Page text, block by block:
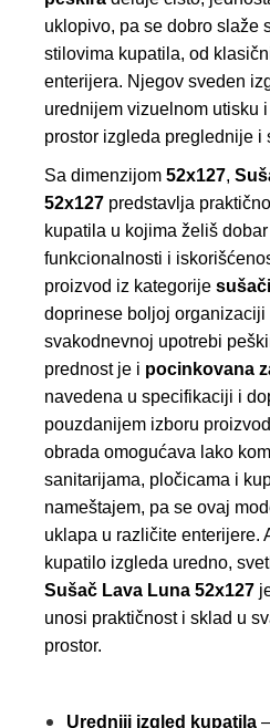
uklopivo, pa se dobro slaže
stilovima kupatila, od
enterijera. Njegov sveden
urednijem vizuelnom utisku
prostor izgleda preglednije i
Sa dimenzijom 52x127,
52x127 predstavlja
kupatila u kojima želiš
funkcionalnosti i
proizvod iz kategorije sušači
doprinese boljoj organizaciji
svakodnevnoj upotrebi
prednost je i pocinkovana
navedena u specifikaciji i
pouzdanijem izboru
obrada omogućava lako
sanitarijama, pločicama i
nameštajem, pa se ovaj
uklapa u različite enterijere.
kupatilo izgleda uredno,
Sušač Lava Luna 52x127
unosi praktičnost i sklad u
prostor.
Uredniji izgled kupatila